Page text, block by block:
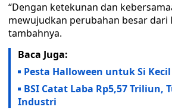
“Dengan ketekunan dan
mewujudkan perubahan besar dari
tambahnya.
Baca Juga:
Pesta Halloween untuk Si Kecil
BSI Catat Laba Rp5,57 Triliun,
Industri